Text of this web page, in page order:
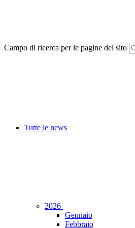
Campo di ricerca per le pagine del sito
Tutte le news
2026
Gennaio
Febbraio